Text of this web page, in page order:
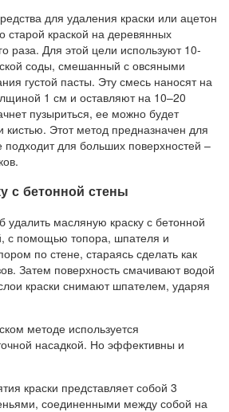
для удаления краски или ацетон
старой краской на деревянных
раза. Для этой цели используют 10-
соды, смешанный с овсяными
густой пасты. Эту смесь наносят на
1 см и оставляют на 10–20
пузыриться, ее можно будет
Этот метод предназначен для
для больших поверхностей –
с бетонной стены
масляную краску с бетонной
с помощью топора, шпателя и
по стене, стараясь сделать как
Затем поверхность смачивают водой
краски снимают шпателем, ударяя
методе используется
насадкой. Но эффективны и
краски представляет собой 3
соединенными между собой на